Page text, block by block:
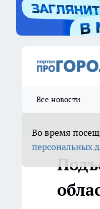
Все новости
Во время
персональных